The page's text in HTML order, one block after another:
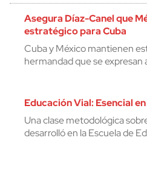
Asegura Díaz-Canel que
estratégico para Cuba
Cuba y México mantienen
hermandad que se expresan
Educación Vial: Esencial
Una clase metodológica
desarrolló en la Escuela de